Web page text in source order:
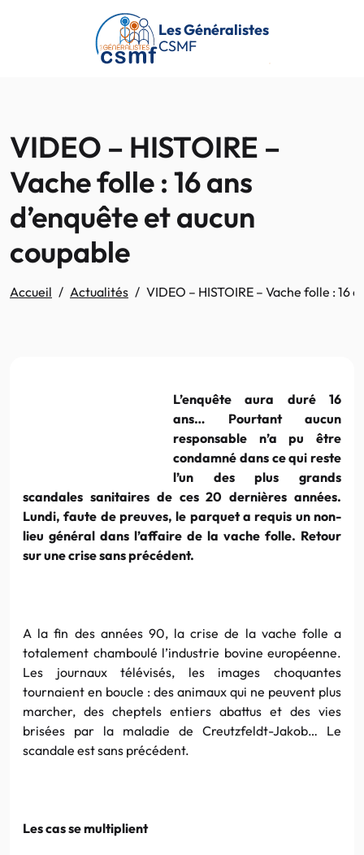
Passer au contenu principal
Les Généralistes
CSMF
VIDEO – HISTOIRE –
Vache folle : 16 ans
d’enquête et aucun
coupable
Accueil Actualités VIDEO – HISTOIRE – Vache folle : 16
L’enquête aura duré 16
ans… Pourtant aucun
responsable n’a pu être
condamné dans ce qui reste
l’un des plus grands
scandales sanitaires de ces 20 dernières années.
Lundi, faute de preuves, le parquet a requis un non-
lieu général dans l’affaire de la vache folle. Retour
sur une crise sans précédent.
A la fin des années 90, la crise de la vache folle a
totalement chamboulé l’industrie bovine européenne.
Les journaux télévisés, les images choquantes
tournaient en boucle : des animaux qui ne peuvent plus
marcher, des cheptels entiers abattus et des vies
brisées par la maladie de Creutzfeldt-Jakob… Le
scandale est sans précédent.
Les cas se multiplient